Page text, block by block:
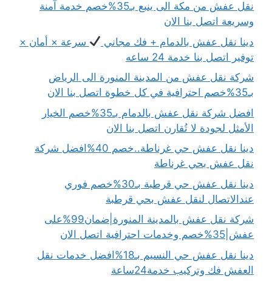
نقل عفش من مكة الى ينبع بـ35%خصم خدمة آمنة
وسريعة اتصل بنا الان
دينا نقل عفش بالدمام + فك مجاني
سرعة × أمان ×
توفير اتصل بنا خدمة 24 ساعه
شركة نقل عفش من المدينة المنورة الى الرياض
بـ35%خصم احترافية في كل خطوة اتصل بنا الان
افضل شركة نقل عفش بالدمام بـ35%خصم الخيار
الأمثل لجودة لا تُقارن اتصل بنا الان
دينا نقل عفش حي غرناطة..خصم 40%افضل شركة
نقل عفش بحي غرناطة
دينا نقل عفش حي قرطبة بـ30%خصم فوري
عندالاتصال لنقل عفش بحي قرطبة
شركة نقل عفش بالمدينة المنورة|ضمان99%على
عفش|35%خصم وخدمات احترافية اتصل الان
دينا نقل عفش حي النسيم بـ18%افضل خدمات نقل
العفش فك وتركيب خدمة24ساعة